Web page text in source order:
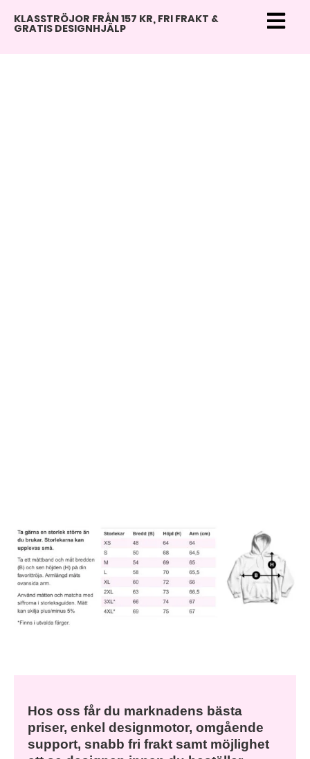
KLASSTRÖJOR FRÅN 157 KR, FRI FRAKT &
GRATIS DESIGNHJÄLP
Hos oss får du marknadens bästa
priser, enkel designmotor, omgående
support, snabb fri frakt samt möjlighet